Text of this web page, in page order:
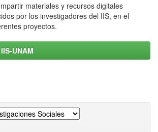
materiales y recursos digitales
por los investigadores del IIS, en el
proyectos.
UNAM